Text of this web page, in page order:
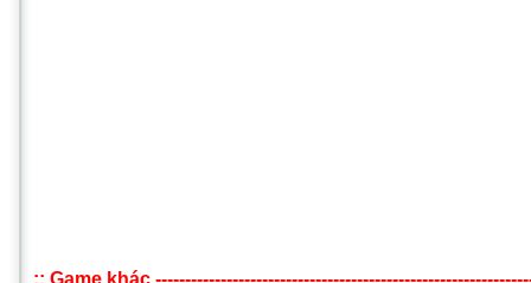
:: Game khác